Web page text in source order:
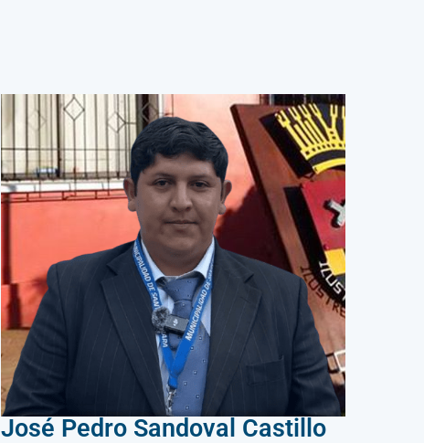
José Pedro Sandoval Castillo